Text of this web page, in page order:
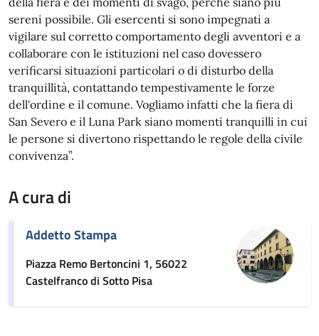
sereni possibile. Gli esercenti si sono impegnati a
vigilare sul corretto comportamento degli avventori e a
collaborare con le istituzioni nel caso dovessero
verificarsi situazioni particolari o di disturbo della
tranquillità, contattando tempestivamente le forze
dell'ordine e il comune. Vogliamo infatti che la fiera di
San Severo e il Luna Park siano momenti tranquilli in cui
le persone si divertono rispettando le regole della civile
convivenza”.
A cura di
Addetto Stampa
Piazza Remo Bertoncini 1, 56022
Castelfranco di Sotto Pisa